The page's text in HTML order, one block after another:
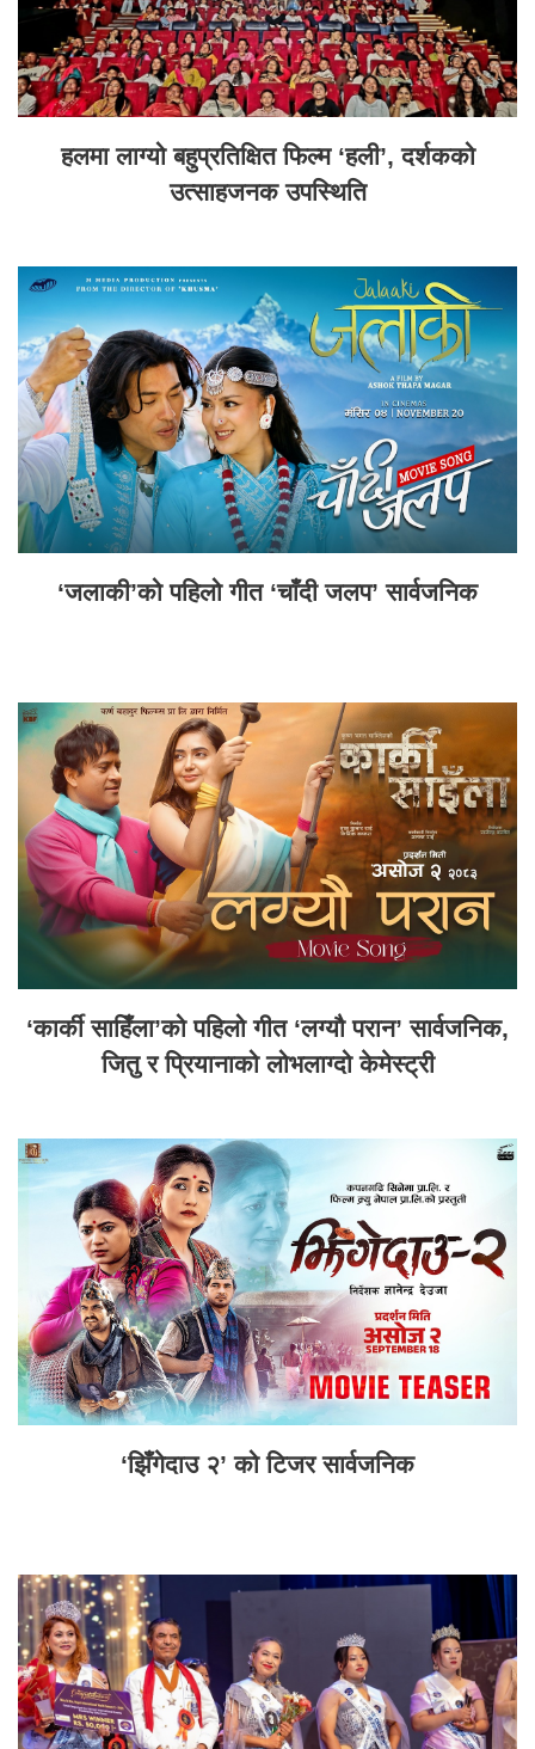
हलमा लाग्यो बहुप्रतिक्षित फिल्म ‘हली’, दर्शकको
उत्साहजनक उपस्थिति
‘जलाकी’को पहिलो गीत ‘चाँदी जलप’ सार्वजनिक
‘कार्की साहिँला’को पहिलो गीत ‘लग्यौ परान’ सार्वजनिक,
जितु र प्रियानाको लोभलाग्दो केमेस्ट्री
‘झिँगेदाउ २’ को टिजर सार्वजनिक